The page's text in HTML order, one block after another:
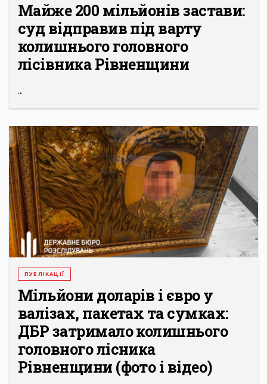
Майже 200 мільйонів застави:
суд відправив під варту
колишнього головного
лісівника Рівненщини
...
ПУБЛІКАЦІЇ
Мільйони доларів і євро у
валізах, пакетах та сумках:
ДБР затримало колишнього
головного лісника
Рівненщини (фото і відео)